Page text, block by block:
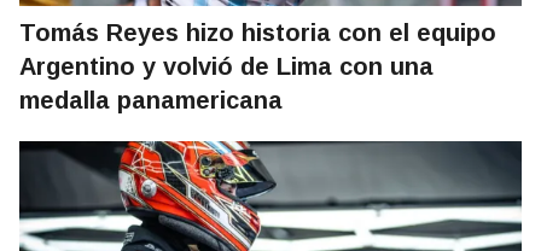
Tomás Reyes hizo historia con el equipo
Argentino y volvió de Lima con una
medalla panamericana